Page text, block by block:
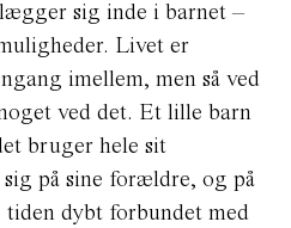
sig inde i barnet –
Livet er
imellem, men så ved
ved det. Et lille barn
bruger hele sit
på sine forældre, og på
tiden dybt forbundet med